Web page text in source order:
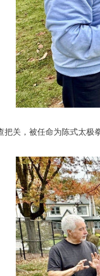
关，被任命为陈式太极